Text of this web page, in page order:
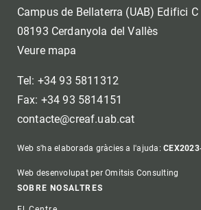
Campus de Bellaterra (UAB) Edifici C
08193 Cerdanyola del Vallès
Veure mapa
Tel: +34 93 5811312
Fax: +34 93 5814151
contacte@creaf.uab.cat
Web s'ha elaborada gràcies a l'ajuda:
Web desenvolupat per Omitsis Consulting
Footer
SOBRE NOSALTRES